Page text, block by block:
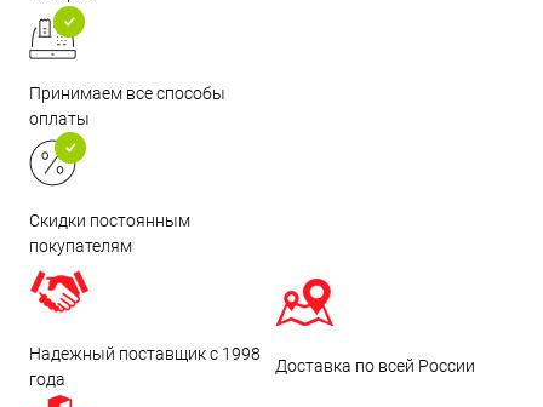
Принимаем все способы
оплаты
Скидки постоянным
покупателям
Надежный поставщик с 1998
года
Доставка по всей России